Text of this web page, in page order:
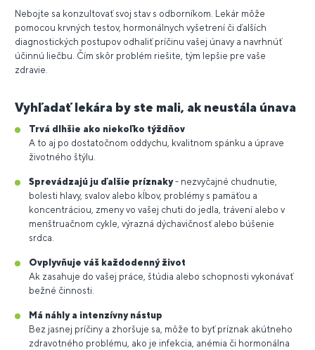
Nebojte sa konzultovať svoj stav s odborníkom. Lekár môže
pomocou krvných testov, hormonálnych vyšetrení či ďalších
diagnostických postupov odhaliť príčinu vašej únavy a navrhnúť
účinnú liečbu. Čím skôr problém riešite, tým lepšie pre vaše
zdravie.
Vyhľadať lekára by ste mali, ak neustála únava
Trvá dlhšie ako niekoľko týždňov
A to aj po dostatočnom oddychu, kvalitnom spánku a úprave
životného štýlu.
Sprevádzajú ju ďalšie príznaky- nezvyčajné chudnutie,
bolesti hlavy, svalov alebo kĺbov, problémy s pamäťou a
koncentráciou, zmeny vo vašej chuti do jedla, trávení alebo v
menštruačnom cykle, výrazná dýchavičnosť alebo búšenie
srdca.
Ovplyvňuje váš každodenný život
Ak zasahuje do vašej práce, štúdia alebo schopnosti vykonávať
bežné činnosti.
Má náhly a intenzívny nástup
Bez jasnej príčiny a zhoršuje sa, môže to byť príznak akútneho
zdravotného problému, ako je infekcia, anémia či hormonálna